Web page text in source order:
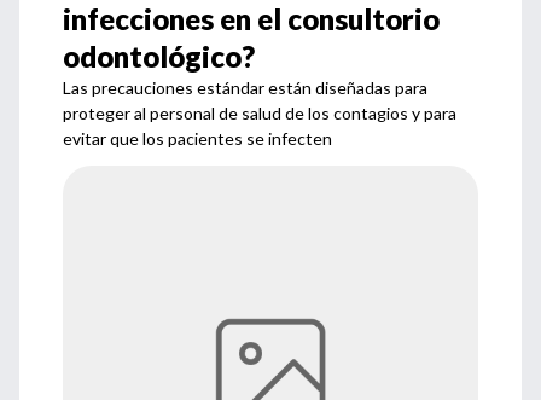
infecciones en el consultorio
odontológico?
Las precauciones estándar están diseñadas para
proteger al personal de salud de los contagios y para
evitar que los pacientes se infecten